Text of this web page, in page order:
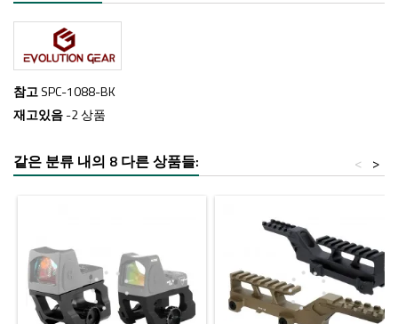
참고SPC-1088-BK
재고있음-2 상품
같은 분류 내의 8 다른 상품들: >
<